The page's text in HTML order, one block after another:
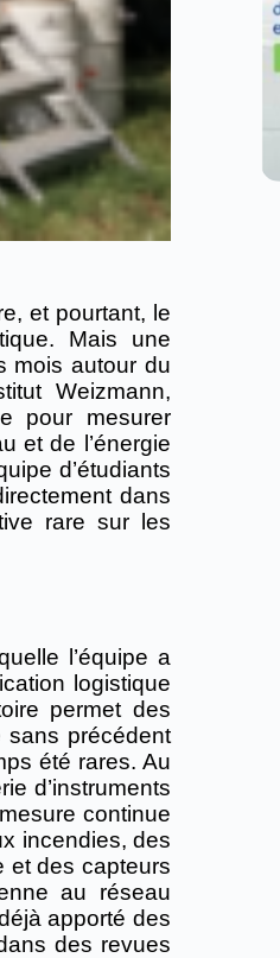
et pourtant, le
Mais une
mois autour du
Weizmann,
pour mesurer
et de l’énergie
d’étudiants
dans
rare sur les
l’équipe a
logistique
permet des
sans précédent
été rares. Au
d’instruments
continue
incendies, des
et des capteurs
au réseau
apporté des
des revues